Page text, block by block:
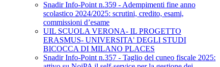
Snadir Info-Point n.359 - Adempimenti fine anno
scolastico 2024/2025: scrutini, credito, esami,
commissioni d’esame
UIL SCUOLA VERONA- IL PROGETTO
ERASMUS- UNIVERSITA' DEGLI STUDI
BICOCCA DI MILANO PLACES
Snadir Info-Point n.357 - Taglio del cuneo fiscale 2025: